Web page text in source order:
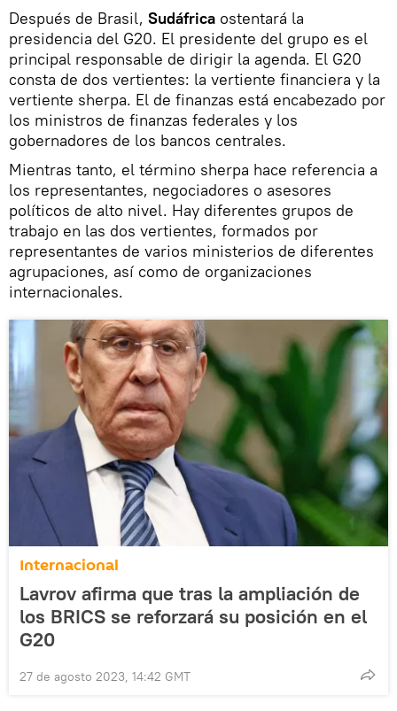
Después de Brasil, Sudáfrica ostentará la
presidencia del G20. El presidente del grupo es el
principal responsable de dirigir la agenda. El G20
consta de dos vertientes: la vertiente financiera y la
vertiente sherpa. El de finanzas está encabezado por
los ministros de finanzas federales y los
gobernadores de los bancos centrales.
Mientras tanto, el término sherpa hace referencia a
los representantes, negociadores o asesores
políticos de alto nivel. Hay diferentes grupos de
trabajo en las dos vertientes, formados por
representantes de varios ministerios de diferentes
agrupaciones, así como de organizaciones
internacionales.
Internacional
Lavrov afirma que tras la ampliación de
los BRICS se reforzará su posición en el
G20
27 de agosto 2023, 14:42 GMT